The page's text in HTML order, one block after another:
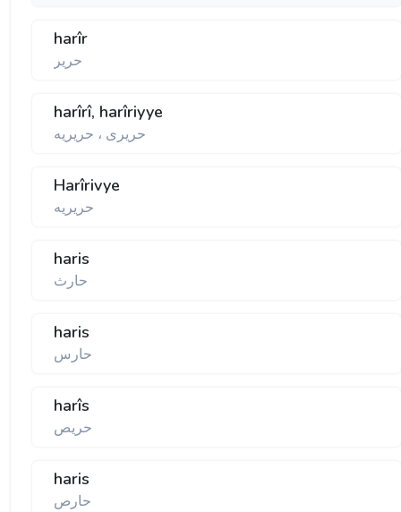
harîr
حرير
harîrî, harîriyye
حريری ، حريريه
Harîrivye
حريريه
haris
حارث
haris
حارس
harîs
حريص
haris
حارص